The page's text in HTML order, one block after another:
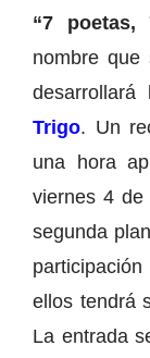
“7
nombre
desarrollará
Trigo. Un
una hora
viernes 4
segunda
ellos tendrá
La entrada